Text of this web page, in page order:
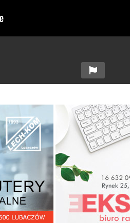
Policyjne podsumowanie
miesiąca lipca w powiecie